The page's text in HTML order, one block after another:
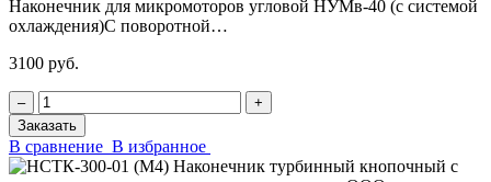
Наконечник для микромоторов угловой НУМв-40 (с системой
охлаждения)С поворотной…
3100 руб.
‒
+
Заказать
В сравнение В избранное